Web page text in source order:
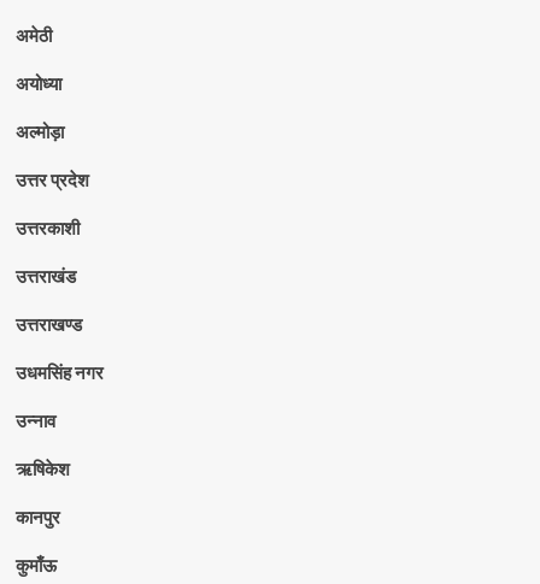
अमेठी
अयोध्या
अल्मोड़ा
उत्तर प्रदेश
उत्तरकाशी
उत्तराखंड
उत्तराखण्ड
उधमसिंह नगर
उन्नाव
ऋषिकेश
कानपुर
कुमाँऊ